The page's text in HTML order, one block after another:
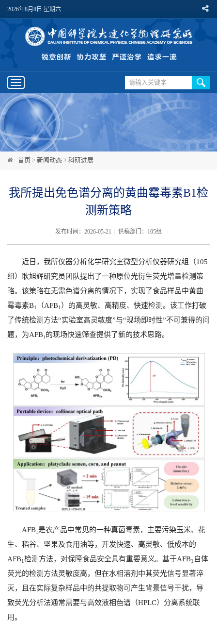
2026年8月8日 星期六
Toggle
navigation
首页 > 新闻动态 > 科研进展
我所提出免色谱分离的黄曲霉毒素B1检
测新策略
发布时间：2026-05-21 | 供稿部门：105组
近日，我所仪器分析化学研究室微型分析仪器研究组（105
组）耿旭辉研究员团队提出了一种原位光衍生荧光增量检测策
略。该策略在无需色谱分离的情况下，实现了食品样品中黄曲
霉毒素B1 （AFB1 ）的高灵敏、高精度、快速检测。该工作打破
了传统检测方法“实验室高灵敏度”与“现场即时性”不可兼得的问
题，为AFB₁的现场快速筛查提供了新的技术思路。
AFB₁是农产品中常见的一种真菌毒素，主要污染玉米、花
生、稻谷、坚果及食用油等，开发快速、高灵敏、低成本的
AFB1检测方法，对保障食品安全具有重要意义。基于AFB1 自体
荧光的检测方法灵敏度高，但在水相溶剂中其荧光信号显著淬
灭，且在实际复杂样品中的共提取物可产生背景信号干扰，导
致荧光分析法通常需要与高效液相色谱（HPLC）分离系统联
用。